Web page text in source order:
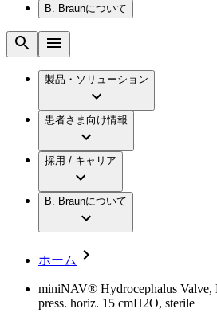
ソリューション
メンテナンスプログ
国内の修理サービス
手術器具の管理、
製品・診療領域
歯科
低侵襲手術 （内視
脊椎脊髄治療
手術用鋼製器具と
腰椎椎間板ヘルニア
水頭症について
慢性創傷の治癒
アクトリーン ハイ
アクトリーン ハイ
疾患・症状
ビー・ブラウンエ
ビー・ブラウンエ
会社概要
報
要
キャリア（B. Braunで働
私たちのカルチャー
採用情報
B. Braunについて
ビジョンとバリュー
ブランド
ついて
イノベーション
私たちの責任
多様性
製品・ソリューション
患者さま向け情報
採用 / キャリア
B. Braunについて
ホーム
miniNAV® Hydrocephalus Valve,
press. horiz. 15 cmH2O, sterile